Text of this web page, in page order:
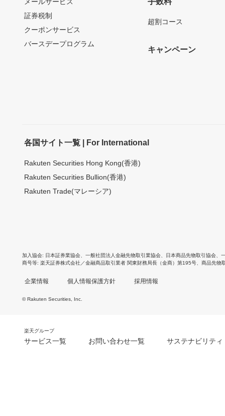
証券税制
クーポンサービス
バースデープログラム
超割コース
キャンペーン
各国サイト一覧 | For International
Rakuten Securities Hong Kong(香港)
Rakuten Securities Bullion(香港)
Rakuten Trade(マレーシア)
加入協会 日本証券業協会 一般社団法人金融先物取引業協会 日本商品先物取引協会
商号等 楽天証券株式会社／金融商品取引業者 関東財務局長（金商）第195号、商品先物
企業情報 個人情報保護方針 採用情報
© Rakuten Securities, Inc.
楽天グループ
サービス一覧 お問い合わせ一覧 サステナビリティ